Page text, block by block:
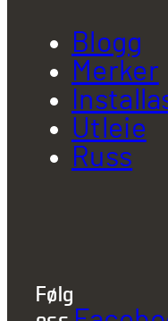
Blogg
Merker
Utleie
Russ
Følg